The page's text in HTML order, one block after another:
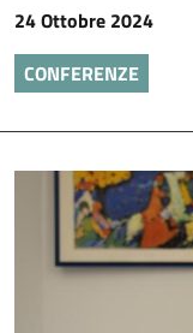
24 Ottobre 2024
CONFERENZE